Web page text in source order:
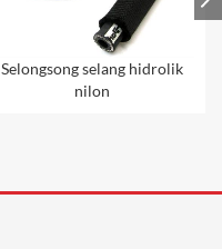
Selongsong selang hidrolik
nilon